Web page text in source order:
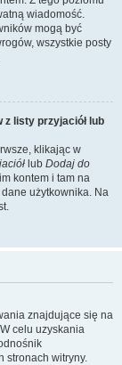
wiadomość.
mogą być
wszystkie posty
listy przyjaciół lub
klikając w
lub Dodaj do
kontem i tam na
użytkownika. Na
znajdujące się na
celu uzyskania
stronach witryny.